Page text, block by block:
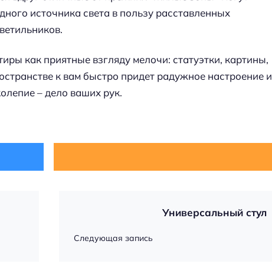
источника света в пользу расставленных
как приятные взгляду мелочи: статуэтки, картины,
к вам быстро придет радужное настроение и
– дело ваших рук.
Универсальный стул
Следующая запись